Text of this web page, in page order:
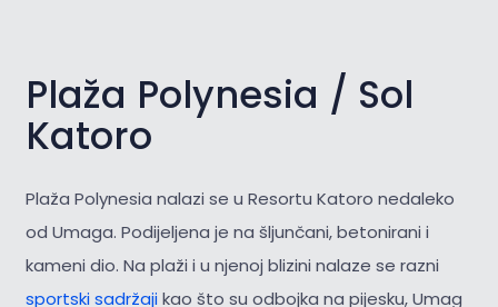
Plaža Polynesia / Sol
Katoro
Plaža Polynesia nalazi se u Resortu Katoro nedaleko
od Umaga. Podijeljena je na šljunčani, betonirani i
kameni dio. Na plaži i u njenoj blizini nalaze se razni
sportski sadržajikao što su odbojka na pijesku, Umag